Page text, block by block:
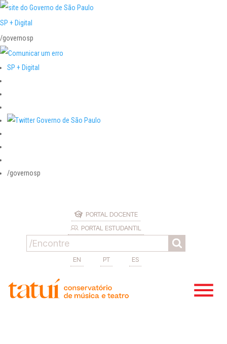
SP + Digital
/governosp
SP + Digital
/governosp
PORTAL DOCENTE
PORTAL ESTUDANTIL
EN PT ES